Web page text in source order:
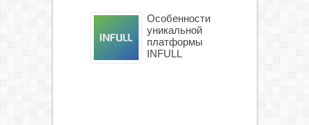
Особенности
уникальной
платформы
INFULL